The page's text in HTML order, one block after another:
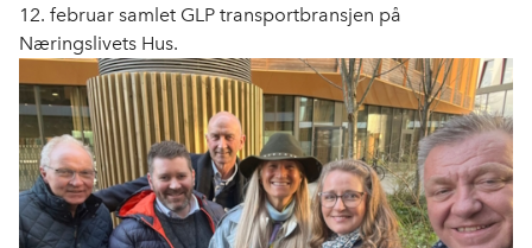
12. februar samlet GLP transportbransjen på
Næringslivets Hus.